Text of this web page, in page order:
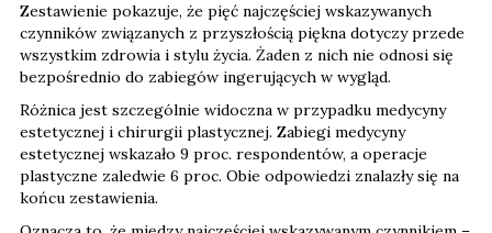
Zestawienie pokazuje, że pięć najczęściej wskazywanych
czynników związanych z przyszłością piękna dotyczy przede
wszystkim zdrowia i stylu życia. Żaden z nich nie odnosi się
bezpośrednio do zabiegów ingerujących w wygląd.
Różnica jest szczególnie widoczna w przypadku medycyny
estetycznej i chirurgii plastycznej. Zabiegi medycyny
estetycznej wskazało 9 proc. respondentów, a operacje
plastyczne zaledwie 6 proc. Obie odpowiedzi znalazły się na
końcu zestawienia.